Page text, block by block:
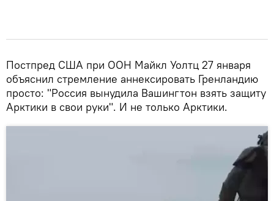
Постпред США при ООН Майкл Уолтц 27 января
объяснил стремление аннексировать Гренландию
просто: "Россия вынудила Вашингтон взять защиту
Арктики в свои руки". И не только Арктики.